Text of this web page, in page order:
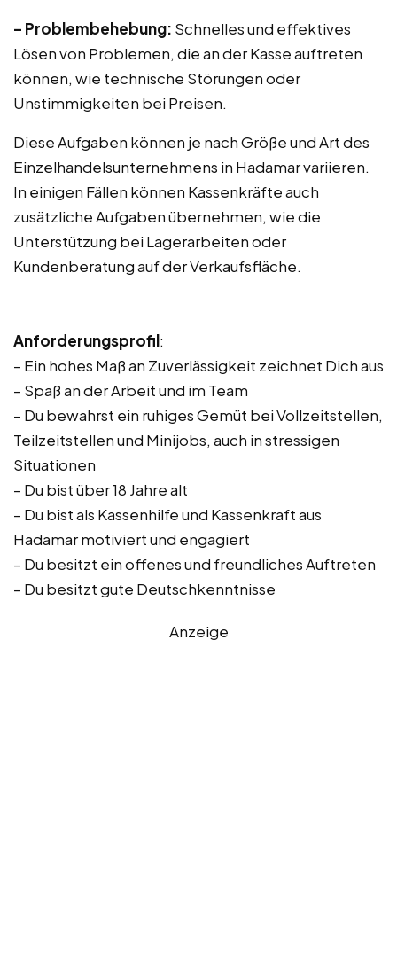
– Problembehebung: Schnelles und effektives
Lösen von Problemen, die an der Kasse auftreten
können, wie technische Störungen oder
Unstimmigkeiten bei Preisen.
Diese Aufgaben können je nach Größe und Art des
Einzelhandelsunternehmens in Hadamar variieren.
In einigen Fällen können Kassenkräfte auch
zusätzliche Aufgaben übernehmen, wie die
Unterstützung bei Lagerarbeiten oder
Kundenberatung auf der Verkaufsfläche.
Anforderungsprofil:
– Ein hohes Maß an Zuverlässigkeit zeichnet Dich aus
– Spaß an der Arbeit und im Team
– Du bewahrst ein ruhiges Gemüt bei Vollzeitstellen,
Teilzeitstellen und Minijobs, auch in stressigen
Situationen
– Du bist über 18 Jahre alt
– Du bist als Kassenhilfe und Kassenkraft aus
Hadamar motiviert und engagiert
– Du besitzt ein offenes und freundliches Auftreten
– Du besitzt gute Deutschkenntnisse
Anzeige